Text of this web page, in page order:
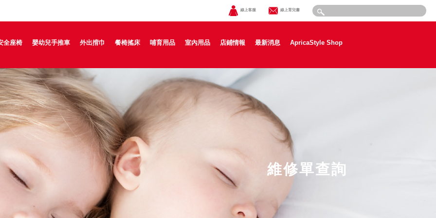
線上客服 線上育兒書
全座椅 嬰幼兒手推車 外出揹巾 餐椅搖床 哺育用品 室內用品 店鋪情報 最新消息 ApricaStyle Shop
維修單查詢